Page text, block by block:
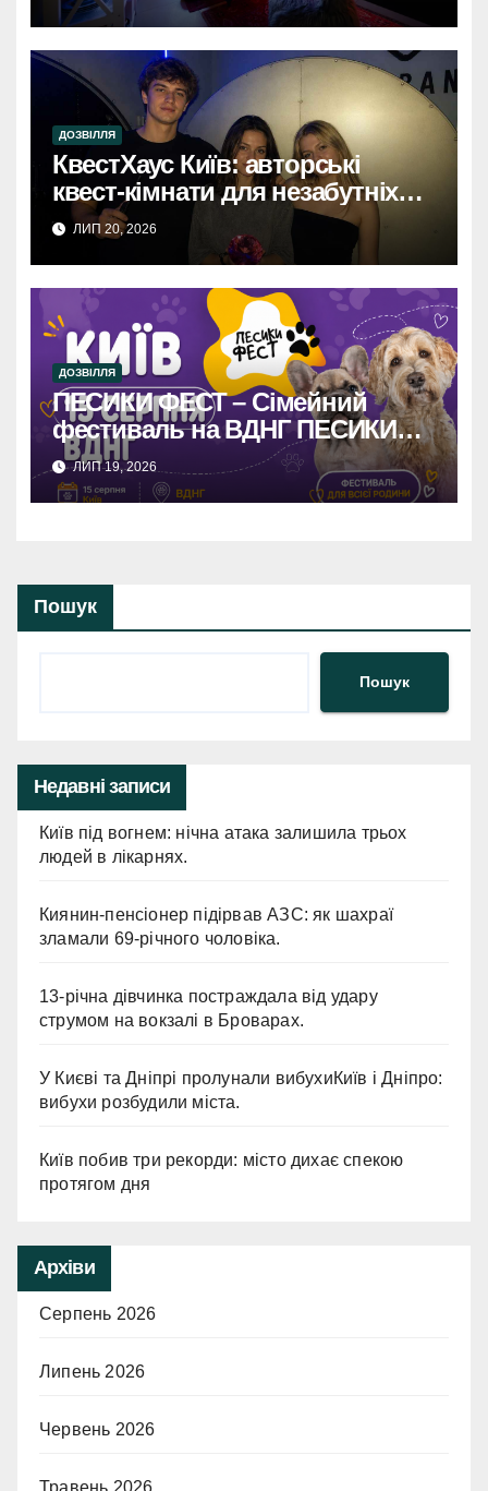
ДОЗВІЛЛЯ
КвестХаус Київ: авторські
квест-кімнати для незабутніх
вражень
ЛИП 20, 2026
ДОЗВІЛЛЯ
ПЕСИКИ ФЕСТ – Сімейний
фестиваль на ВДНГ ПЕСИКИ
ФЕСТ: Сімейне свято на ВДНГ –
розваги, фудкорти, конкурси та
море позитиву для вас і
ЛИП 19, 2026
Пошук
Пошук
Недавні записи
Київ під вогнем: нічна атака залишила трьох
людей в лікарнях.
Киянин-пенсіонер підірвав АЗС: як шахраї
зламали 69-річного чоловіка.
13-річна дівчинка постраждала від удару
струмом на вокзалі в Броварах.
У Києві та Дніпрі пролунали вибухиКиїв і Дніпро:
вибухи розбудили міста.
Київ побив три рекорди: місто дихає спекою
протягом дня
Архіви
Серпень 2026
Липень 2026
Червень 2026
Травень 2026